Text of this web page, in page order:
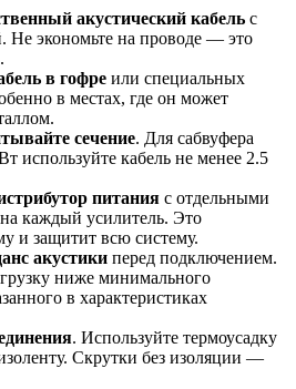
акустический кабель с
Не экономьте на проводе — это
в гофре или специальных
в местах, где он может
сечение. Для сабвуфера
используйте кабель не менее 2.5
питания с отдельными
каждый усилитель. Это
и защитит всю систему.
акустики перед подключением.
ниже минимального
в характеристиках
. Используйте термоусадку
Скрутки без изоляции —